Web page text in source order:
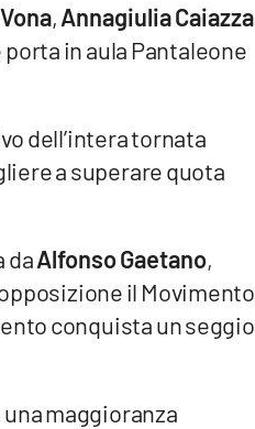
,Annagiulia Caiazza
in aula Pantaleone
dell’intera tornata
a superare quota
daAlfonso Gaetano,
il Movimento
conquista un seggio
maggioranza